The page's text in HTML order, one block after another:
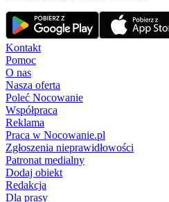
Kontakt
Pomoc
O nas
Nasza oferta
Poleć Nocowanie
Współpraca
Reklama
Praca w Nocowanie.pl
Zgłoszenia nieprawidłowości
Patronat medialny
Dodaj obiekt
Redakcja
Dla prasy